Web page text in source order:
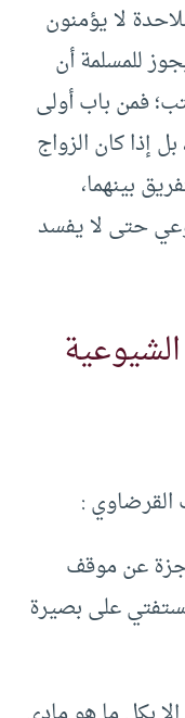
لا يؤمنون
للمسلمة أن
فمن باب أولى
إذا كان الزواج
بينهما،
حتى لا يفسد
:
عن موقف
على بصيرة